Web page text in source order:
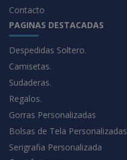
Contacto
PAGINAS DESTACADAS
Despedidas Soltero.
Camisetas.
Sudaderas.
Regalos.
Gorras Personalizadas
Bolsas de Tela Personalizadas
Serigrafia Personalizada